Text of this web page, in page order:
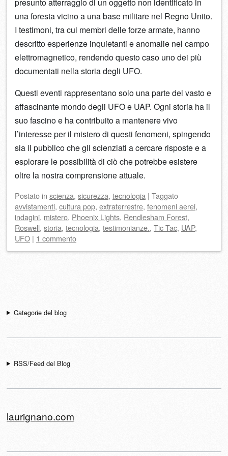
una foresta vicino a una base militare nel Regno Unito.
I testimoni, tra cui membri delle forze armate, hanno
descritto esperienze inquietanti e anomalie nel campo
elettromagnetico, rendendo questo caso uno dei più
documentati nella storia degli UFO.
Questi eventi rappresentano solo una parte del vasto e
affascinante mondo degli UFO e UAP. Ogni storia ha il
suo fascino e ha contribuito a mantenere vivo
l’interesse per il mistero di questi fenomeni, spingendo
sia il pubblico che gli scienziati a cercare risposte e a
esplorare le possibilità di ciò che potrebbe esistere
oltre la nostra comprensione attuale.
Postato in scienza, sicurezza, tecnologia | Taggato
avvistamenti, cultura pop, extraterrestre, fenomeni aerei,
indagini, mistero, Phoenix Lights, Rendlesham Forest,
Roswell, storia, tecnologia, testimonianze., Tic Tac, UAP,
UFO | 1 commento
Categorie del blog
RSS/Feed del Blog
laurignano.com